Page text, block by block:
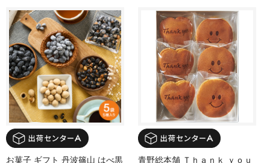
お菓子 ギフト 丹波篠山 はべ黒
青野総本舗 Ｔｈａｎｋ ｙｏｕ